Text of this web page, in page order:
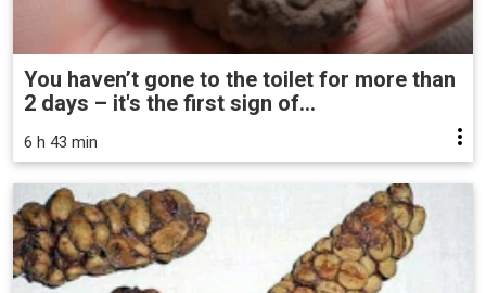
You haven’t gone to the toilet for more than
2 days – it's the first sign of...
6 h 43 min